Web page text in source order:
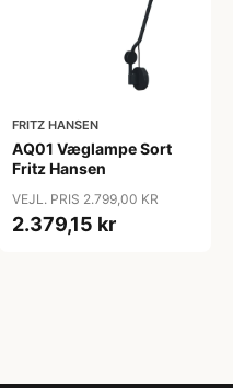
FRITZ HANSEN
AQ01 Væglampe Sort
Fritz Hansen
VEJL. PRIS 2.799,00 KR
2.379,15 kr